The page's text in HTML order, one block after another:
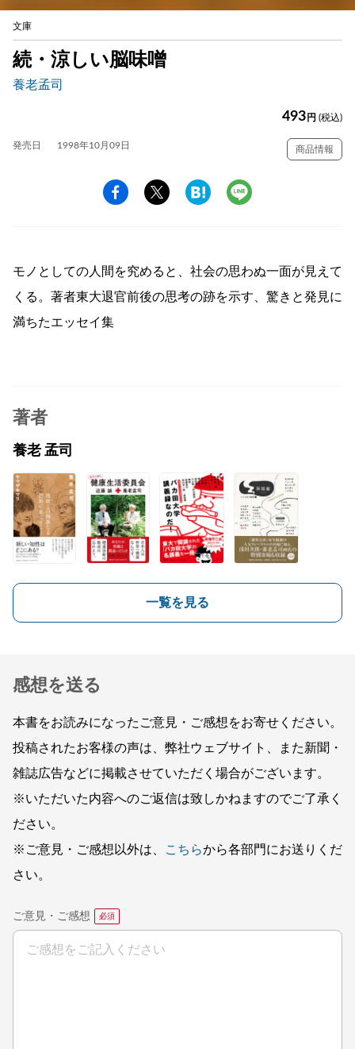
文庫
続・涼しい脳味噌
養老孟司
493 円 (税込)
発売日 1998年10月09日 商品情報
モノとしての人間を究めると、社会の思わぬ一面が見えて
くる。著者東大退官前後の思考の跡を示す、驚きと発見に
満ちたエッセイ集
著者
養老 孟司
一覧を見る
感想を送る
本書をお読みになったご意見・ご感想をお寄せください。
投稿されたお客様の声は、弊社ウェブサイト、また新聞・
雑誌広告などに掲載させていただく場合がございます。
※いただいた内容へのご返信は致しかねますのでご了承く
ださい。
※ご意見・ご感想以外は、
こちらから各部門にお送りくだ
さい。
ご意見・ご感想